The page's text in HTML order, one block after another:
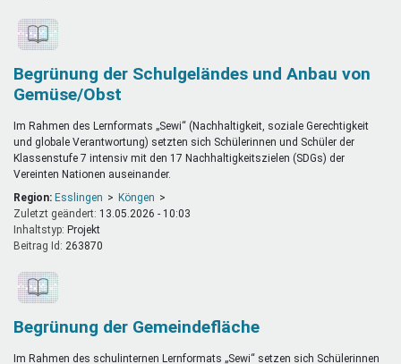
Begrünung der Schulgeländes und Anbau von
Gemüse/Obst
Im Rahmen des Lernformats „Sewi“ (Nachhaltigkeit, soziale Gerechtigkeit
und globale Verantwortung) setzten sich Schülerinnen und Schüler der
Klassenstufe 7 intensiv mit den 17 Nachhaltigkeitszielen (SDGs) der
Vereinten Nationen auseinander.
Region: Esslingen
Köngen
Zuletzt geändert: 13.05.2026 - 10:03
Inhaltstyp:
projekt
Beitrag Id: 263870
Begrünung der Gemeindefläche
Im Rahmen des schulinternen Lernformats „Sewi“ setzen sich Schülerinnen